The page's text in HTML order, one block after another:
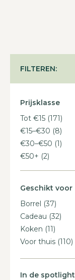
FILTEREN:
Prijsklasse
Tot €15 (171)
€15–€30 (8)
€30–€50 (1)
€50+ (2)
Geschikt voor
Borrel (37)
Cadeau (32)
Koken (11)
Voor thuis (110)
In de spotlight